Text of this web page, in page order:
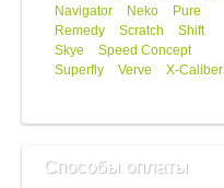
Navigator
Neko
Pure
Remedy
Scratch
Shift
Skye
Speed Concept
Superfly
Verve X-Caliber
Способы оплаты